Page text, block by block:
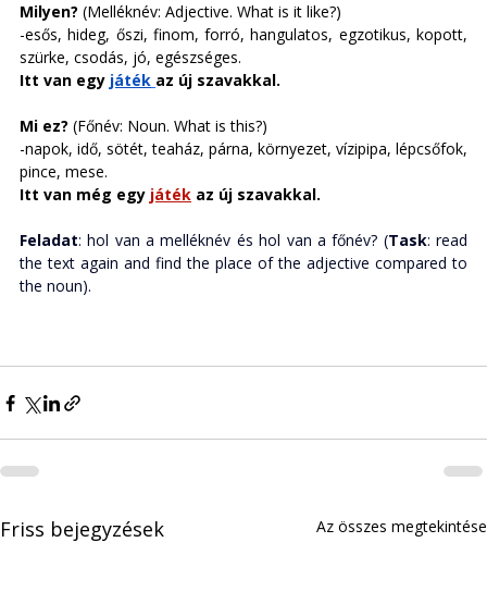
Milyen? (Melléknév: Adjective. What is it like?)
-esős, hideg, őszi, finom, forró, hangulatos, egzotikus, kopott,
szürke, csodás, jó, egészséges.
Itt van egy játék az új szavakkal.
Mi ez? (Főnév: Noun. What is this?)
-napok, idő, sötét, teaház, párna, környezet, vízipipa, lépcsőfok,
pince, mese.
Itt van még egy játék az új szavakkal.
Feladat: hol van a melléknév és hol van a főnév? (Task: read
the text again and find the place of the adjective compared to
the noun).
Friss bejegyzések Az összes megtekintése